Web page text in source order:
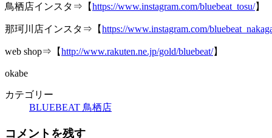
鳥栖店インスタ⇒【https://www.instagram.com/bluebeat_tosu/】
那珂川店インスタ⇒【https://www.instagram.com/
web shop⇒【http://www.rakuten.ne.jp/gold/bluebeat/】
okabe
カテゴリー
BLUEBEAT 鳥栖店
コメントを残す